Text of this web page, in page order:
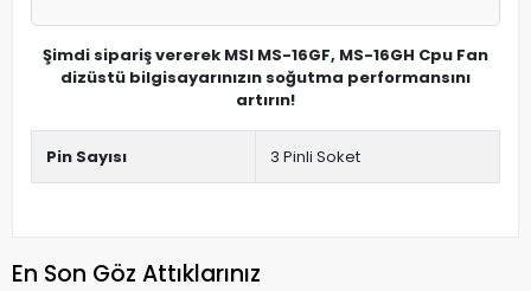
Şimdi sipariş vererek MSI MS-16GF, MS-16GH Cpu Fan
dizüstü bilgisayarınızın soğutma performansını
artırın!
Pin Sayısı 3 Pinli Soket
En Son Göz Attıklarınız